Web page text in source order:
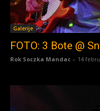
Galerije
FOTO: 3 Bote @
Rok Soczka Mandac - 14